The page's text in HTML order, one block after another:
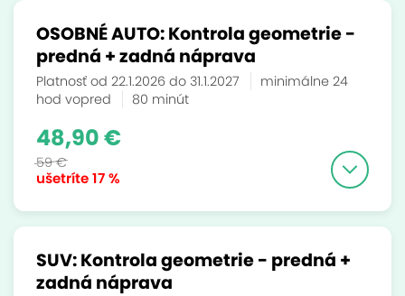
OSOBNÉ AUTO: Kontrola geometrie -
predná + zadná náprava
Platnosť od 22.1.2026 do 31.1.2027
minimálne 24
hod vopred
80 minút
ušetríte17 %
48,90 €
59 €
SUV: Kontrola geometrie - predná +
zadná náprava